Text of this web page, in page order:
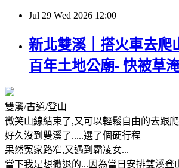
Jul 29 Wed 2026 12:00
新北雙溪｜搭火車去爬
百年土地公廟- 快被草
雙溪/古道/登山
微笑山線結束了,又可以輕鬆自由的去跟
好久沒到雙溪了.....選了個硬行程
果然冤家路窄,又遇到霸凌女...
當下我是想撤退的...因為當日安排雙溪登